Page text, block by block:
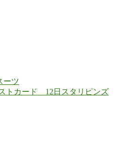
ーツ
トカード 12日スタリピンズ